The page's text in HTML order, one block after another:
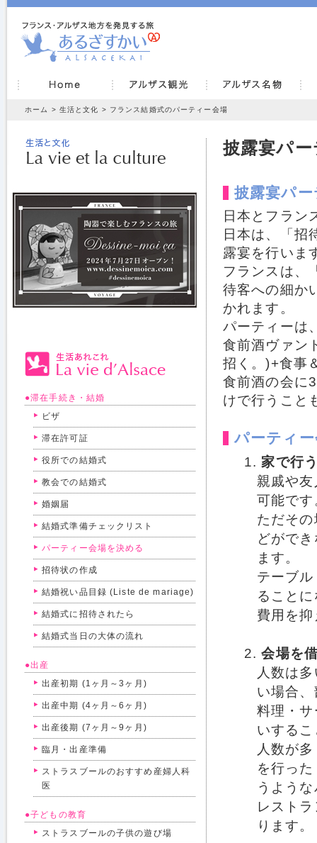
ホーム > 生活と文化 > フランス結婚式のパーティー会場
●滞在手続き・結婚
ビザ
滞在許可証
役所での結婚式
教会での結婚式
婚姻届
結婚式準備チェックリスト
パーティー会場を決める
招待状の作成
結婚祝い品目録 (Liste de mariage)
結婚式に招待されたら
結婚式当日の大体の流れ
●出産
出産初期 (1ヶ月～3ヶ月)
出産中期 (4ヶ月～6ヶ月)
出産後期 (7ヶ月～9ヶ月)
臨月・出産準備
ストラスブールのおすすめ産婦人科
医
●子どもの教育
ストラスブールの子供の遊び場
披露宴パ
披露宴パ
日本とフラン
日本は、「招
露宴を行いま
フランスは、
待客への細か
かれます。
パーティーは
食前酒ヴァン
招く。)+食事
食前酒の会に
けで行うこと
パーティ
家で行
親戚や
可能です
ただそ
どがで
ます。
テーブ
ること
費用を
会場を
人数は
い場合
料理・
いする
人数が
を行っ
うよう
レスト
ります。